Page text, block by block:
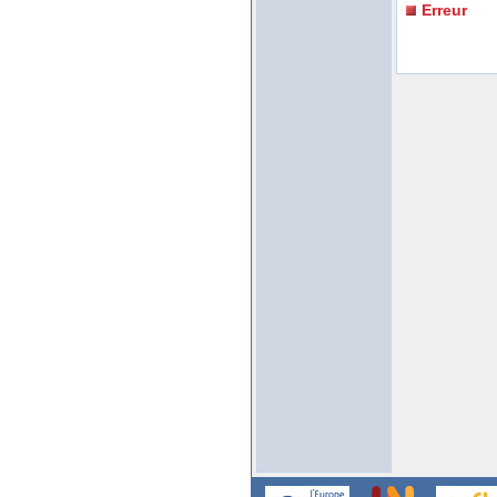
Erreur